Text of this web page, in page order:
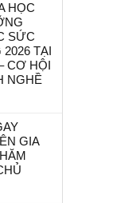
HỌC
SỨC
TẠI
CƠ HỘI
NGHỀ
GIA